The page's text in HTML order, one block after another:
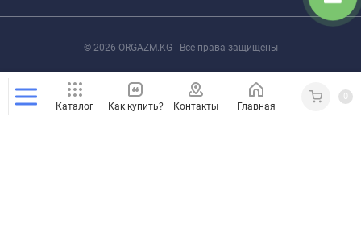
© 2026 ORGAZM.KG | Все права защищены
Каталог Как купить? Контакты Главная Кабинет
0